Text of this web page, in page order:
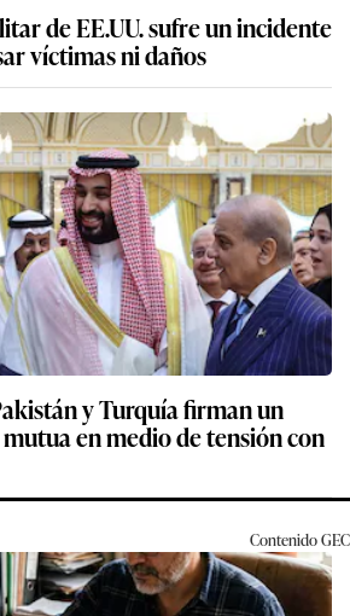
de EE.UU. sufre un incidente
víctimas ni daños
y Turquía firman un
en medio de tensión con
ContenidoGEC